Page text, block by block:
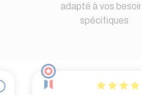
adapté à vos
spécifiques